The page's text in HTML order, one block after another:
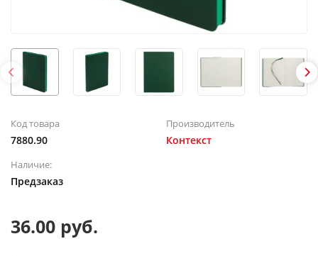
Код товара
7880.90
Производитель
Контекст
Наличие:
Предзаказ
36.00 руб.